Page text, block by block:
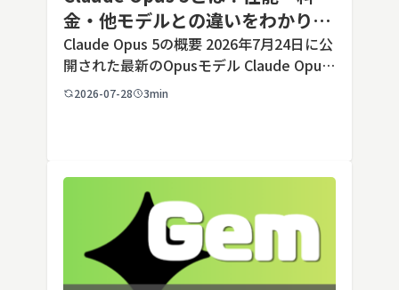
金・他モデルとの違いをわかりや
すく解説
Claude Opus 5の概要 2026年7月24日に公
開された最新のOpusモデル Claude Opus
5は、米国のAI企業Anthropic（アンソロピ
2026-07-28 3min